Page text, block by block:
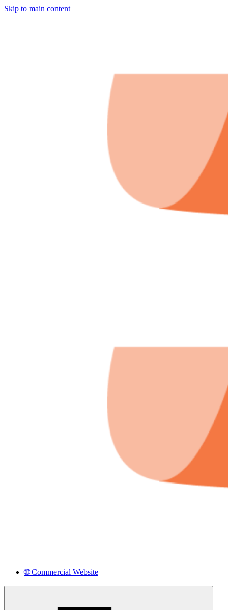
Skip to main content
🌐 Commercial Website